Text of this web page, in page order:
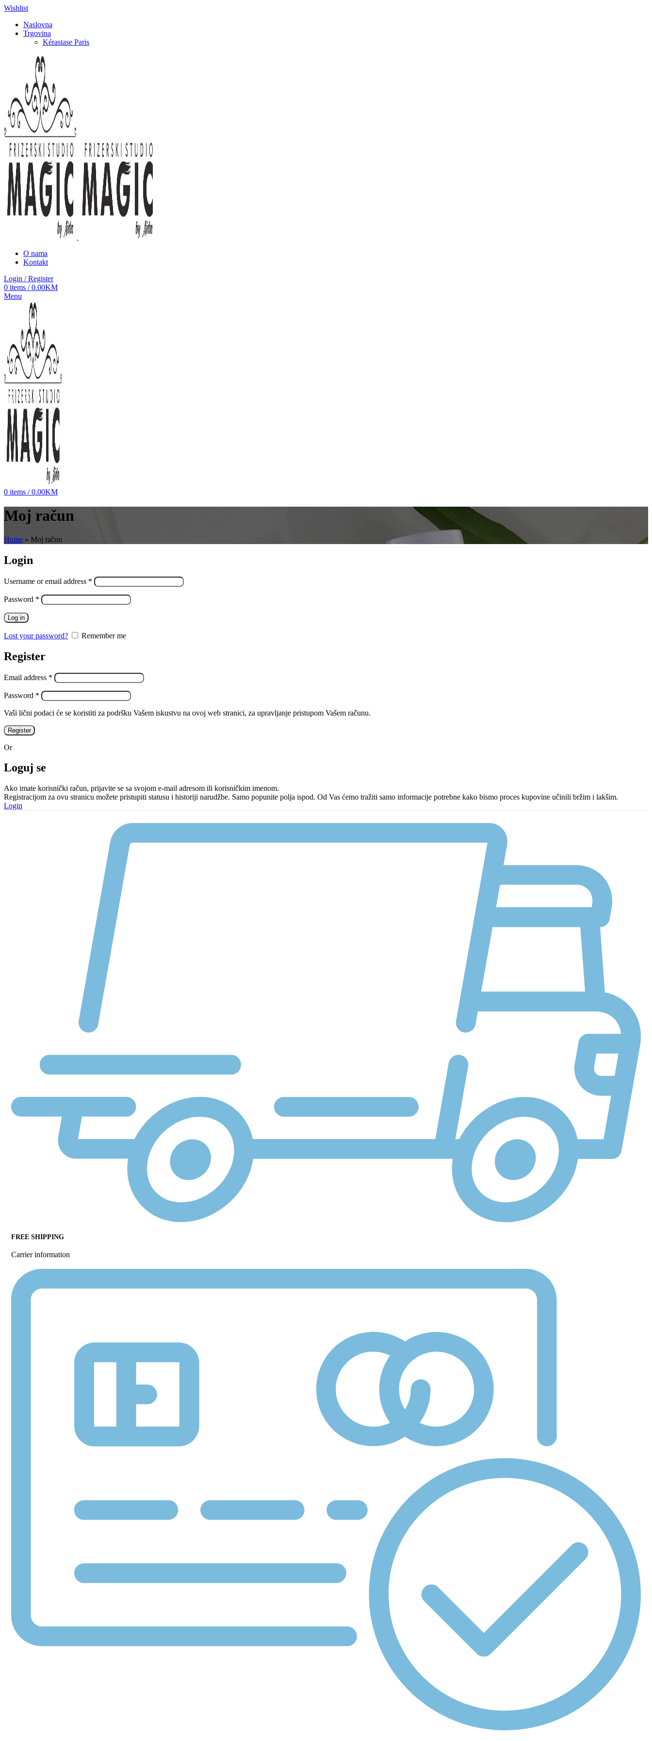
Wishlist
Naslovna
Trgovina
Kérastase Paris
O nama
Kontakt
Login / Register
0 items / 0.00KM
Menu
0 items / 0.00KM
Moj račun
Home » Moj račun
Login
Username or email address *
Password *
Log in
Lost your password? Remember me
Register
Email address *
Password *
Vaši lični podaci će se koristiti za podršku Vašem iskustvu na ovoj web stranici, za upravljanje pristupom Vašem računu.
Register
Or
Loguj se
Ako imate korisnički račun, prijavite se sa svojom e-mail adresom ili korisničkim imenom.
Registracijom za ovu stranicu možete pristupiti statusu i historiji narudžbe. Samo popunite polja ispod. Od Vas ćemo tražiti samo informacije potrebne kako bismo proces kupovine učinili bržim i lakšim.
Login
FREE SHIPPING
Carrier information